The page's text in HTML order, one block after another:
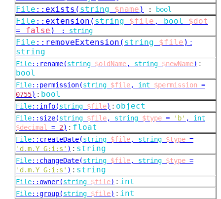
File :: exists( string $name ) : bool
File :: extension( string $file , bool
$dot
= false ) : string
File :: removeExtension( string $file ) :
string
File:: rename(string $oldName, string $newName) :
bool
File:: permission(string $file, int $permission =
0755) : bool
File:: info(string $file) : object
File:: size(string $file, string $type = 'b' , int
$decimal = 2) : float
File:: createDate(string $file, string $type =
'd.m.Y G:i:s' ) : string
File:: changeDate(string $file, string $type =
'd.m.Y G:i:s' ) : string
File:: owner(string $file) : int
File::group(string $file) : int